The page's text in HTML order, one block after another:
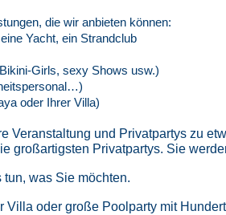
die wir anbieten können:
Yacht, ein Strandclub​
Girls, sexy Shows usw.)
oder Ihrer Villa)
Veranstaltung und Privatpartys zu
großartigsten Privatpartys. Sie
tun, was Sie möchten.
Villa oder große Poolparty mit